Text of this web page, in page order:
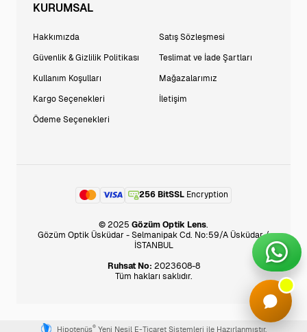
KURUMSAL
Hakkımızda
Güvenlik & Gizlilik Politikası
Kullanım Koşulları
Kargo Seçenekleri
Ödeme Seçenekleri
Satış Sözleşmesi
Teslimat ve İade Şartları
Mağazalarımız
İletişim
256 BitSSL Encryption
© 2025 Gözüm Optik Lens.
Gözüm Optik Üsküdar - Selmanipak Cd. No:59/A Üsküdar /
İSTANBUL
Ruhsat No: 2023608-8
Tüm hakları saklıdır.
Hipotenüs®Yeni Nesil E-Ticaret Sistemleri ile Hazırlanmıştır.